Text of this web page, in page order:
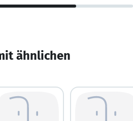
ähnlichen